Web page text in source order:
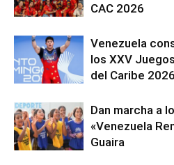
CAC 2026
Venezuela
los XXV
del Caribe 2026
Dan marcha a
«Venezuela
Guaira